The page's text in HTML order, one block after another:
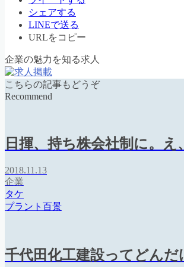
シェアする
LINEで送る
URLをコピー
企業の魅力を知る求人
こちらの記事もどうぞ
Recommend
日揮、持ち株会社制に。え
2018.11.13
企業
タケ
プラント百景
千代田化工建設ってどんだ